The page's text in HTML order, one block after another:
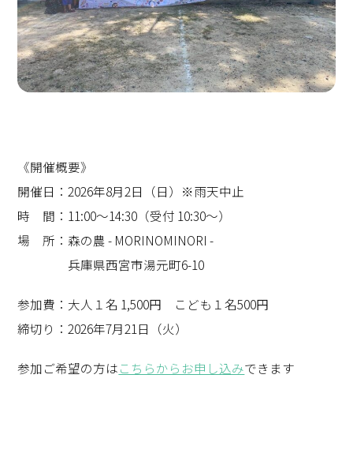
《開催概要》
開催日：2026年8月2日（日）※雨天中止
時 間：11:00～14:30（受付 10:30〜）
場 所：森の農 - MORINOMINORI -
兵庫県西宮市湯元町6-10
参加費：大人１名 1,500円 こども１名500円
締切り：2026年7月21日（火）
参加ご希望の方はこちらからお申し込みできます